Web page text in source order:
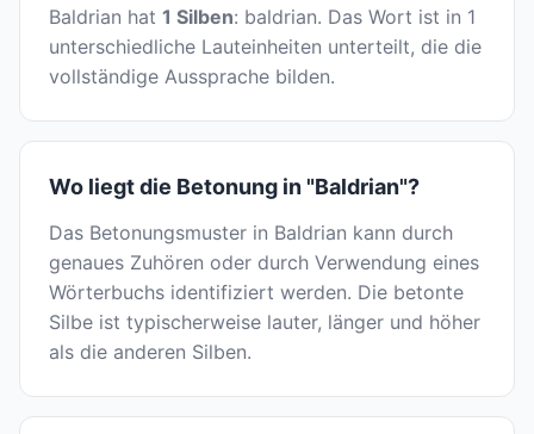
Baldrian hat 1 Silben: baldrian. Das Wort ist in 1
unterschiedliche Lauteinheiten unterteilt, die die
vollständige Aussprache bilden.
Wo liegt die Betonung in "Baldrian"?
Das Betonungsmuster in Baldrian kann durch
genaues Zuhören oder durch Verwendung eines
Wörterbuchs identifiziert werden. Die betonte
Silbe ist typischerweise lauter, länger und höher
als die anderen Silben.